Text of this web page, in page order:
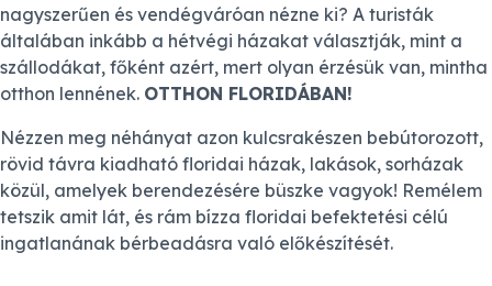
nagyszerűen és vendégváróan nézne ki? A turisták
általában inkább a hétvégi házakat választják, mint a
szállodákat, főként azért, mert olyan érzésük van, mintha
otthon lennének. OTTHON FLORIDÁBAN!
Nézzen meg néhányat azon kulcsrakészen bebútorozott,
rövid távra kiadható floridai házak, lakások, sorházak
közül, amelyek berendezésére büszke vagyok! Remélem
tetszik amit lát, és rám bízza floridai befektetési célú
ingatlanának bérbeadásra való előkészítését.